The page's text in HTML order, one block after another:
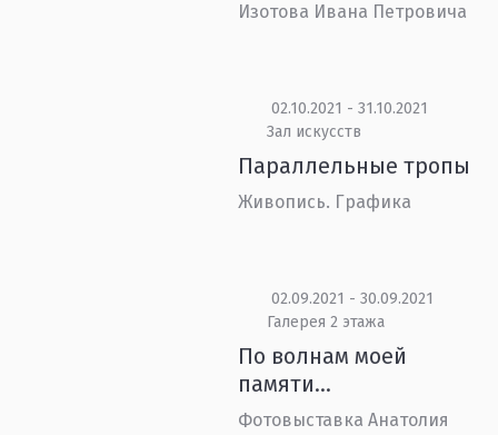
Изотова Ивана Петровича
02.10.2021 - 31.10.2021
Зал искусств
Параллельные тропы
Живопись. Графика
02.09.2021 - 30.09.2021
Галерея 2 этажа
По волнам моей
памяти…
Фотовыставка Анатолия